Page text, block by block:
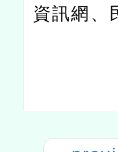
資訊網、